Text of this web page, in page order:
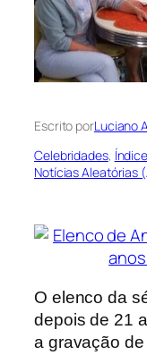
Escrito porLuciano
Celebridades,
Notícias Aleatórias
O elenco da
depois de 21
a gravação